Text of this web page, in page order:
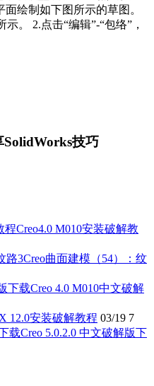
绘制如下图所示的草图。
。 2.点击“编辑”-“包络”，
技巧
Creo4.0 M010安装破解教
Creo曲面建模（54）：纹
Creo 4.0 M010中文破解
12.0安装破解教程 03/19 7
Creo 5.0.2.0 中文破解版下